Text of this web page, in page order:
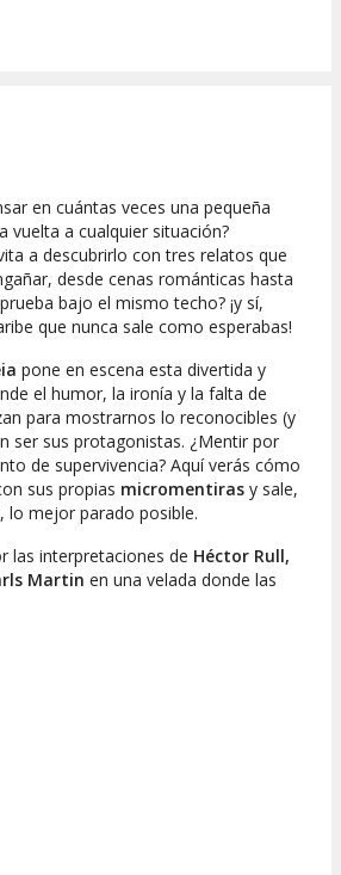
en cuántas veces una pequeña
vuelta a cualquier situación?
a descubrirlo con tres relatos que
desde cenas románticas hasta
bajo el mismo techo? ¡y sí,
que nunca sale como esperabas!
pone en escena esta divertida y
el humor, la ironía y la falta de
para mostrarnos lo reconocibles (y
ser sus protagonistas. ¿Mentir por
de supervivencia? Aquí verás cómo
sus propias micromentiras y sale,
lo mejor parado posible.
las interpretaciones de Héctor Rull,
Martin en una velada donde las
diferente, con historias cercanas y
teatral única y llena de chispa,
con amigos, pareja o incluso en
un rato divertido. Ven a descubrir
con tus entradas y vive una